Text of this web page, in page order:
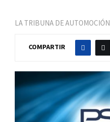
LA TRIBUNA DE AUTOMOCIÓN
COMPARTIR